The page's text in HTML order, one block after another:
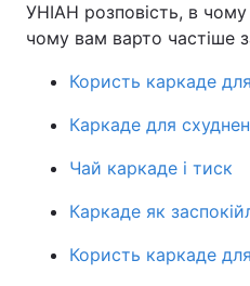
Спорт
Зброя
Здоров'я
Цікавинки
Екологія
УНІАН розповість, в
чому вам варто частіше
Користь каркаде
Каркаде для
Чай каркаде і тиск
Каркаде як
Користь каркаде